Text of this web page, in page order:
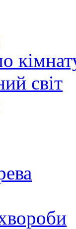
світ